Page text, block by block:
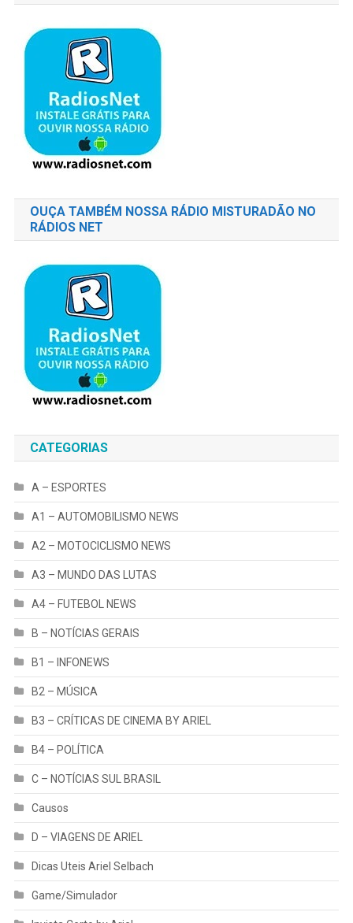
OUÇA TAMBÉM NOSSA RÁDIO MISTURADÃO NO
RÁDIOS NET
CATEGORIAS
A – ESPORTES
A1 – AUTOMOBILISMO NEWS
A2 – MOTOCICLISMO NEWS
A3 – MUNDO DAS LUTAS
A4 – FUTEBOL NEWS
B – NOTÍCIAS GERAIS
B1 – INFONEWS
B2 – MÚSICA
B3 – CRÍTICAS DE CINEMA BY ARIEL
B4 – POLÍTICA
C – NOTÍCIAS SUL BRASIL
Causos
D – VIAGENS DE ARIEL
Dicas Uteis Ariel Selbach
Game/Simulador